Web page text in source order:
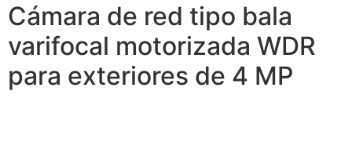
Cámara de red tipo bala
varifocal motorizada WDR
para exteriores de 4 MP